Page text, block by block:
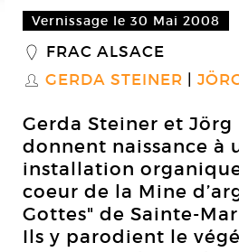
Vernissage le 30 Mai 2008
_ FRAC ALSACE
S GERDA STEINER
Gerda Steiner et
donnent naissance à
installation
coeur de la Mine
Gottes" de Sainte-
Ils y parodient le